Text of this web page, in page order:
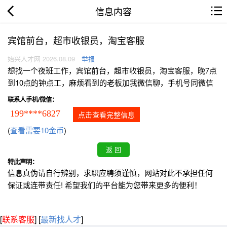
信息内容
宾馆前台，超市收银员，淘宝客服
始兴人才网 2026.08.09 举报
想找一个夜班工作，宾馆前台，超市收银员，淘宝客服，晚7点
到10点的钟点工，麻烦看到的老板加我微信聊，手机号同微信
联系人手机/微信：
199****6827 点击查看完整信息
(查看需要10金币)
特此声明：
信息真伪请自行辨别，求职应聘须谨慎，网站对此不承担任何
保证或连带责任! 希望我们的平台能为您带来更多的便利！
[联系客服] [最新找人才]